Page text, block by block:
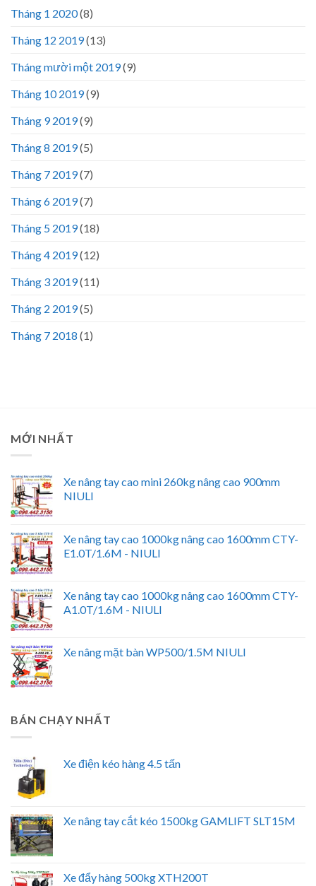
Tháng 1 2020(8)
Tháng 12 2019(13)
Tháng mười một 2019(9)
Tháng 10 2019(9)
Tháng 9 2019(9)
Tháng 8 2019(5)
Tháng 7 2019(7)
Tháng 6 2019(7)
Tháng 5 2019(18)
Tháng 4 2019(12)
Tháng 3 2019(11)
Tháng 2 2019(5)
Tháng 7 2018 (1)
MỚI NHẤT
Xe nâng tay cao mini 260kg nâng cao 900mm
NIULI
Xe nâng tay cao 1000kg nâng cao 1600mm CTY-
E1.0T/1.6M - NIULI
Xe nâng tay cao 1000kg nâng cao 1600mm CTY-
A1.0T/1.6M - NIULI
Xe nâng mặt bàn WP500/1.5M NIULI
BÁN CHẠY NHẤT
Xe điện kéo hàng 4.5 tấn
Xe nâng tay cắt kéo 1500kg GAMLIFT SLT15M
Xe đẩy hàng 500kg XTH200T